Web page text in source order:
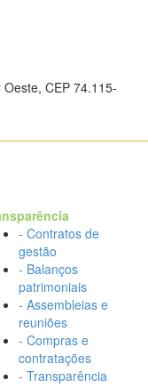
Oeste, CEP 74.115-
- Contratos de
gestão
- Balanços
patrimoniais
- Assembleias e
reuniões
- Compras e
contratações
- Transparência